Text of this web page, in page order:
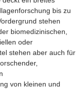
bis zu
stehen
biomedizinischen,
oder
stehen aber auch für
von kleinen und